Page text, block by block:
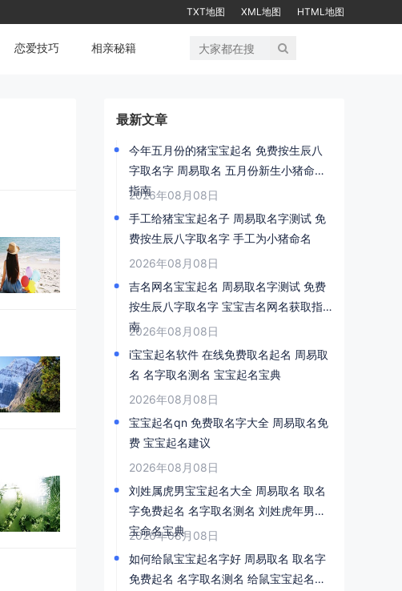
TXT地图 XML地图 HTML地图
恋爱技巧 相亲秘籍
最新文章
今年五月份的猪宝宝起名 免费按生辰八
字取名字 周易取名 五月份新生小猪命名
指南
2026年08月08日
手工给猪宝宝起名子 周易取名字测试 免
费按生辰八字取名字 手工为小猪命名
2026年08月08日
吉名网名宝宝起名 周易取名字测试 免费
按生辰八字取名字 宝宝吉名网名获取指
南
2026年08月08日
i宝宝起名软件 在线免费取名起名 周易取
名 名字取名测名 宝宝起名宝典
2026年08月08日
宝宝起名qn 免费取名字大全 周易取名免
费 宝宝起名建议
2026年08月08日
刘姓属虎男宝宝起名大全 周易取名 取名
字免费起名 名字取名测名 刘姓虎年男宝
宝命名宝典
2026年08月08日
如何给鼠宝宝起名字好 周易取名 取名字
免费起名 名字取名测名 给鼠宝宝起名的